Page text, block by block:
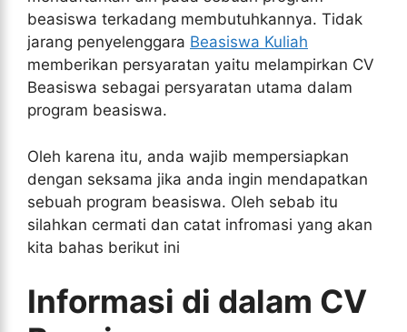
beasiswa terkadang membutuhkannya. Tidak
jarang penyelenggara Beasiswa Kuliah
memberikan persyaratan yaitu melampirkan CV
Beasiswa sebagai persyaratan utama dalam
program beasiswa.
Oleh karena itu, anda wajib mempersiapkan
dengan seksama jika anda ingin mendapatkan
sebuah program beasiswa. Oleh sebab itu
silahkan cermati dan catat infromasi yang akan
kita bahas berikut ini
Informasi di dalam CV